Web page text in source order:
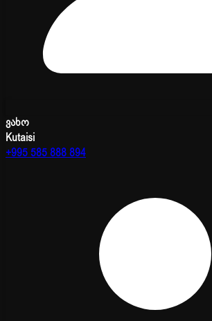
ვახო
Kutaisi
+995 585 888 894